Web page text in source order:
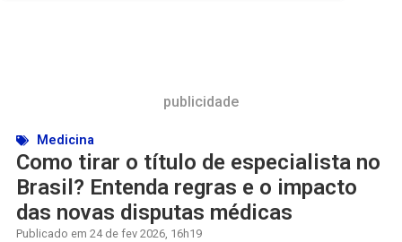
publicidade
Medicina
Como tirar o título de especialista no
Brasil? Entenda regras e o impacto
das novas disputas médicas
Publicado em 24 de fev 2026, 16h19